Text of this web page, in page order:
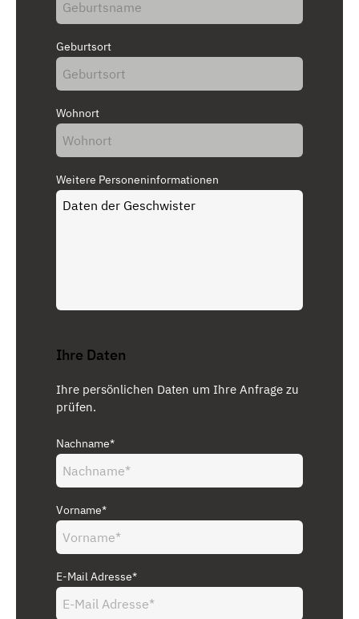
Geburtsort
Wohnort
Weitere Personeninformationen
Ihre Daten
Ihre persönlichen Daten um Ihre Anfrage zu
prüfen.
Nachname*
Vorname*
E-Mail Adresse*